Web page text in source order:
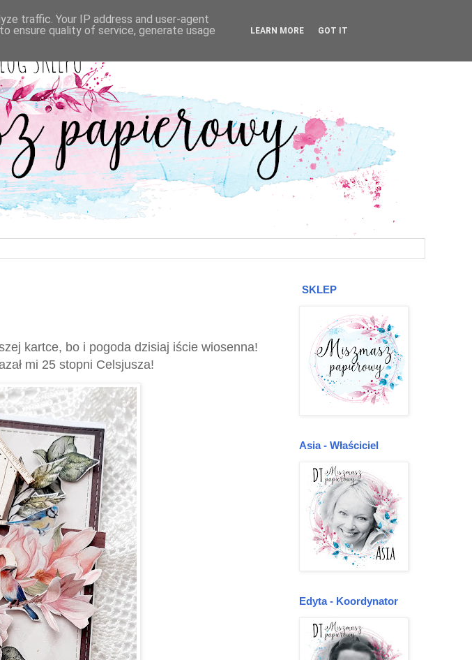
kartce, bo i pogoda dzisiaj iście wiosenna!
mi 25 stopni Celsjusza!
SKLEP
Asia - Właściciel
Edyta - Koordynator
traffic. Your IP address and user-agent
ensure quality of service, generate usage
LEARN MORE GOT IT